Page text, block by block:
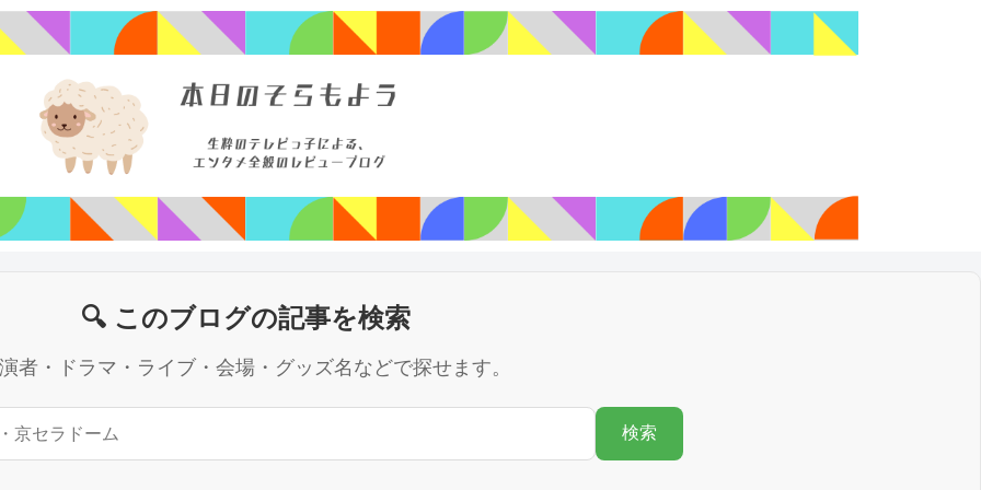
🔍 このブログの記事を検索
者・ドラマ・ライブ・会場・グッズ名などで探せます。
検索